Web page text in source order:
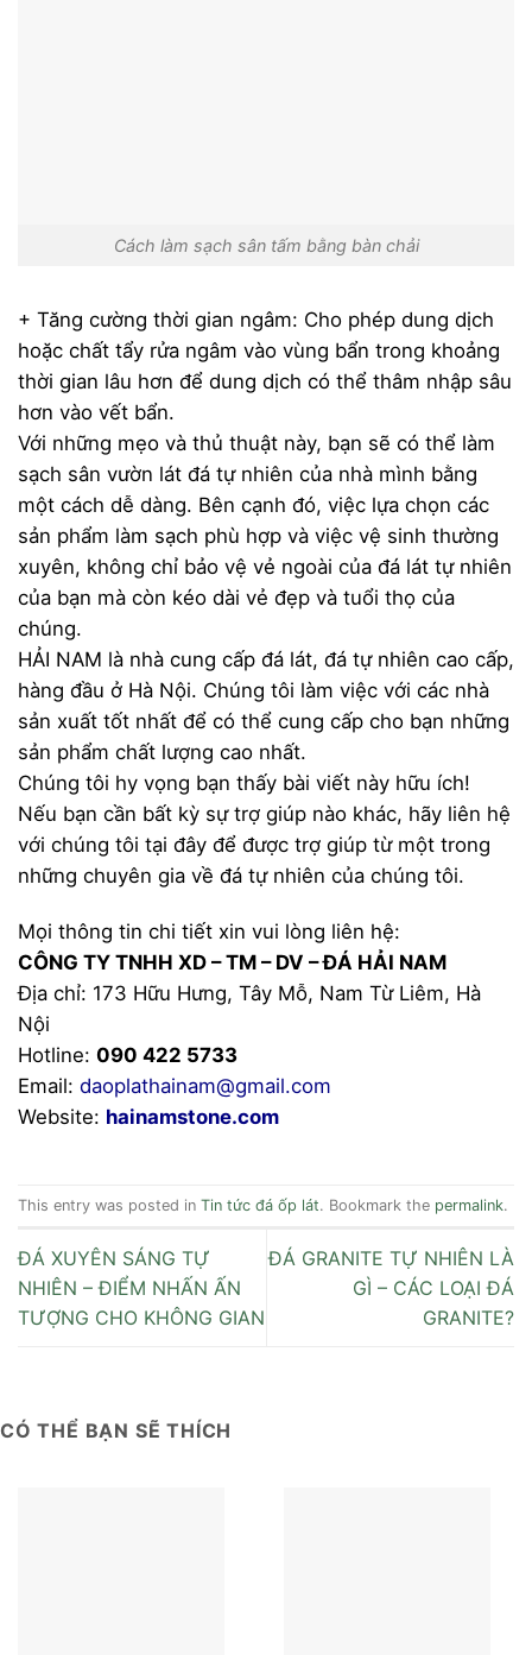
Cách làm sạch sân tấm bằng bàn chải
+ Tăng cường thời gian ngâm: Cho phép dung dịch
hoặc chất tẩy rửa ngâm vào vùng bẩn trong khoảng
thời gian lâu hơn để dung dịch có thể thâm nhập sâu
hơn vào vết bẩn.
Với những mẹo và thủ thuật này, bạn sẽ có thể làm
sạch sân vườn lát đá tự nhiên của nhà mình bằng
một cách dễ dàng. Bên cạnh đó, việc lựa chọn các
sản phẩm làm sạch phù hợp và việc vệ sinh thường
xuyên, không chỉ bảo vệ vẻ ngoài của đá lát tự nhiên
của bạn mà còn kéo dài vẻ đẹp và tuổi thọ của
chúng.
HẢI NAM là nhà cung cấp đá lát, đá tự nhiên cao cấp,
hàng đầu ở Hà Nội. Chúng tôi làm việc với các nhà
sản xuất tốt nhất để có thể cung cấp cho bạn những
sản phẩm chất lượng cao nhất.
Chúng tôi hy vọng bạn thấy bài viết này hữu ích!
Nếu bạn cần bất kỳ sự trợ giúp nào khác, hãy liên hệ
với chúng tôi tại đây để được trợ giúp từ một trong
những chuyên gia về đá tự nhiên của chúng tôi.
Mọi thông tin chi tiết xin vui lòng liên hệ:
CÔNG TY TNHH XD – TM – DV – ĐÁ HẢI NAM
Địa chỉ: 173 Hữu Hưng, Tây Mỗ, Nam Từ Liêm, Hà
Nội
Hotline: 090 422 5733
Email: daoplathainam@gmail.com
Website: hainamstone.com
This entry was posted in Tin tức đá ốp lát. Bookmark the permalink.
ĐÁ XUYÊN SÁNG TỰ
NHIÊN – ĐIỂM NHẤN ẤN
TƯỢNG CHO KHÔNG GIAN
ĐÁ GRANITE TỰ NHIÊN LÀ
GÌ – CÁC LOẠI ĐÁ
GRANITE?
CÓ THỂ BẠN SẼ THÍCH